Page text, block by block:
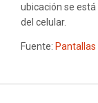
ubicación se
del celular.
Fuente: